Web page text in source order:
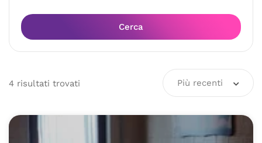
Cerca
4 risultati trovati Più recenti